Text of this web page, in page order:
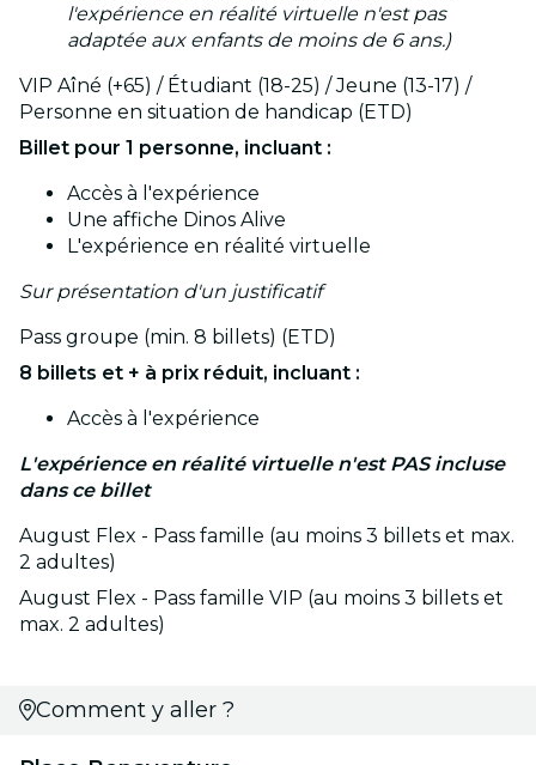
l'expérience en réalité virtuelle n'est pas
adaptée aux enfants de moins de 6 ans.)
VIP Aîné (+65) / Étudiant (18-25) / Jeune (13-17) /
Personne en situation de handicap (ETD)
Billet pour 1 personne, incluant :
Accès à l'expérience
Une affiche Dinos Alive
L'expérience en réalité virtuelle
Sur présentation d'un justificatif
Pass groupe (min. 8 billets) (ETD)
8 billets et + à prix réduit, incluant :
Accès à l'expérience
L'expérience en réalité virtuelle n'est PAS incluse
dans ce billet
August Flex - Pass famille (au moins 3 billets et max.
2 adultes)
August Flex - Pass famille VIP (au moins 3 billets et
max. 2 adultes)
Comment y aller ?